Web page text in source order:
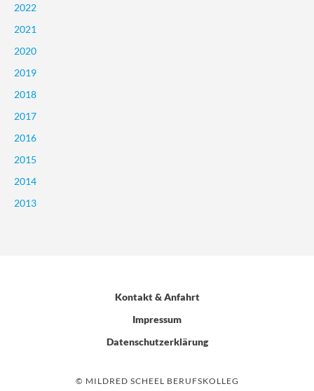
2022
2021
2020
2019
2018
2017
2016
2015
2014
2013
Kontakt & Anfahrt
Impressum
Datenschutzerklärung
© MILDRED SCHEEL BERUFSKOLLEG